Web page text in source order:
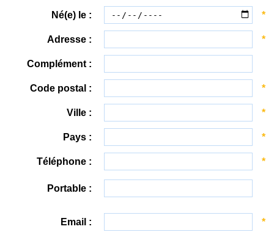
Né(e) le : *
Adresse : *
Complément :
Code postal : *
Ville : *
Pays : *
Téléphone : *
Portable :
Email : *